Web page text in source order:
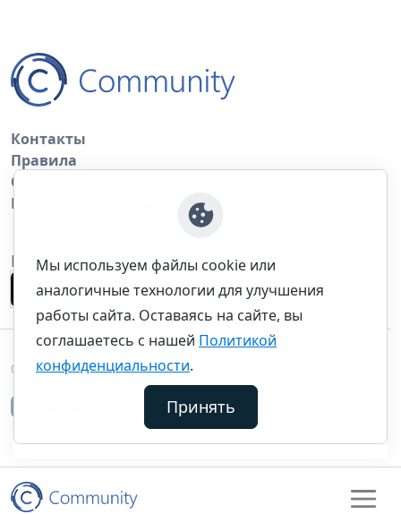
Контакты
Правила
Обратная связь
Правила копирования материалов
Приложение
©thecommunity.ru 2026. Все права защищены.
Мы используем файлы cookie или
аналогичные технологии для улучшения
работы сайта. Оставаясь на сайте, вы
соглашаетесь с нашей Политикой
конфиденциальности.
Принять